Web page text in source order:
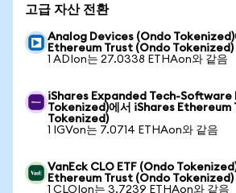
고급 자산 전환
Analog Devices (Ondo Tokenized)
Ethereum Trust (Ondo Tokenized)
1 ADIon는 27.0338 ETHAon와 같음
iShares Expanded Tech-Software
Tokenized)에서 iShares Ethereum
Tokenized)
1 IGVon는 7.0714 ETHAon와 같음
VanEck CLO ETF (Ondo
Ethereum Trust (Ondo Tokenized)
1 CLOIon는 3.7239 ETHAon와 같음